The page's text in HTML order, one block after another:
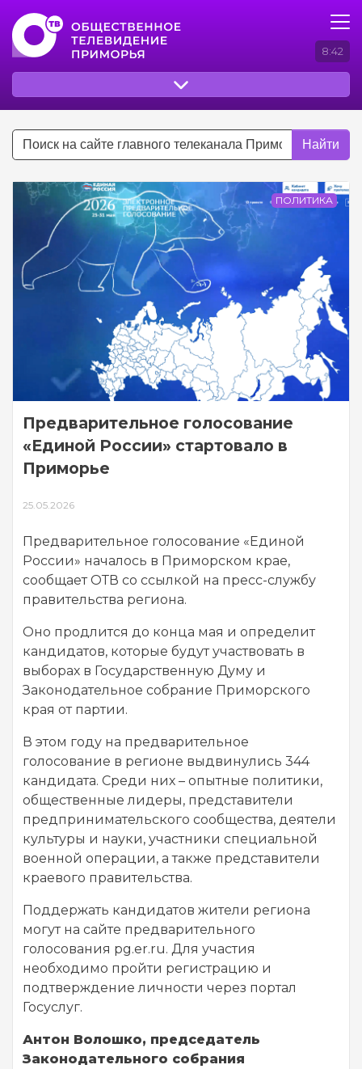
8:42
Найти
ПОЛИТИКА
Предварительное голосование
«Единой России» стартовало в
Приморье
25.05.2026
Предварительное голосование «Единой
России» началось в Приморском крае,
сообщает ОТВ со ссылкой на пресс-службу
правительства региона.
Оно продлится до конца мая и определит
кандидатов, которые будут участвовать в
выборах в Государственную Думу и
Законодательное собрание Приморского
края от партии.
В этом году на предварительное
голосование в регионе выдвинулись 344
кандидата. Среди них – опытные политики,
общественные лидеры, представители
предпринимательского сообщества, деятели
культуры и науки, участники специальной
военной операции, а также представители
краевого правительства.
Поддержать кандидатов жители региона
могут на сайте предварительного
голосования pg.er.ru. Для участия
необходимо пройти регистрацию и
подтверждение личности через портал
Госуслуг.
Антон Волошко, председатель
Законодательного собрания